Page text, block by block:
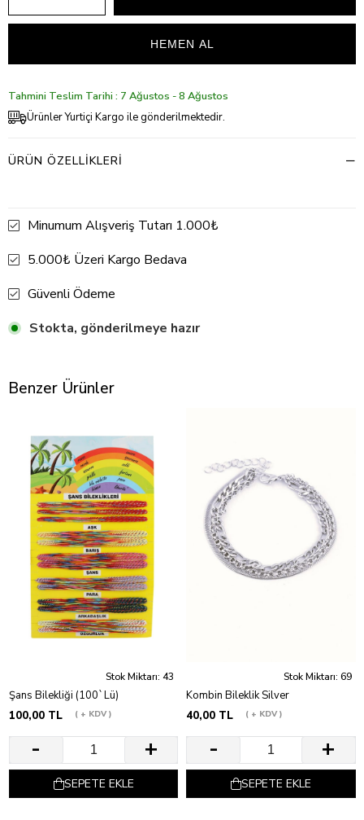
Tahmini Teslim Tarihi : 7 Ağustos - 8 Ağustos
Ürünler Yurtiçi Kargo ile gönderilmektedir.
ÜRÜN ÖZELLIKLERI
Minumum Alışveriş Tutarı 1.000₺
5.000₺ Üzeri Kargo Bedava
Güvenli Ödeme
Stokta, gönderilmeye hazır
Benzer Ürünler
Stok Miktarı: 43
Şans Bilekliği (100`Lü)
100,00 TL
+ KDV
SEPETE EKLE
Stok Miktarı: 69
Kombin Bileklik Silver
40,00 TL
+ KDV
SEPETE EKLE